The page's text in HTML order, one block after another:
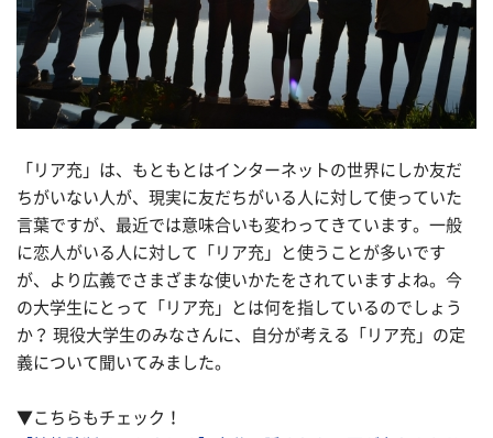
「リア充」は、もともとはインターネットの世界にしか友だ
ちがいない人が、現実に友だちがいる人に対して使っていた
言葉ですが、最近では意味合いも変わってきています。一般
に恋人がいる人に対して「リア充」と使うことが多いです
が、より広義でさまざまな使いかたをされていますよね。今
の大学生にとって「リア充」とは何を指しているのでしょう
か？ 現役大学生のみなさんに、自分が考える「リア充」の定
義について聞いてみました。
▼こちらもチェック！